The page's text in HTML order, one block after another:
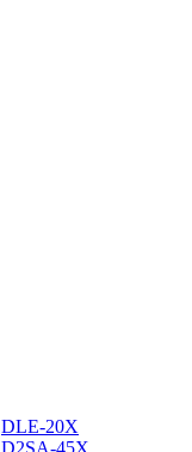
DLE-20X
D2SA-45X